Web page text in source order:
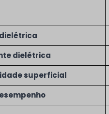
dielétrica
superficial